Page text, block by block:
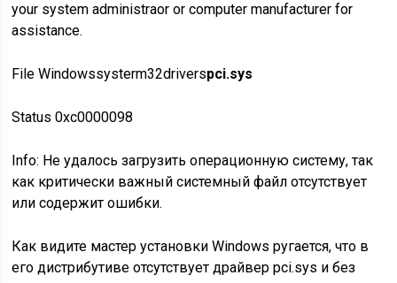
your system administraor or computer manufacturer for
assistance.
File Windowssysterm32driverspci.sys
Status 0xc0000098
Info: Не удалось загрузить операционную систему, так
как критически важный системный файл отсутствует
или содержит ошибки.
Как видите мастер установки Windows ругается, что в
его дистрибутиве отсутствует драйвер pci.sys и без